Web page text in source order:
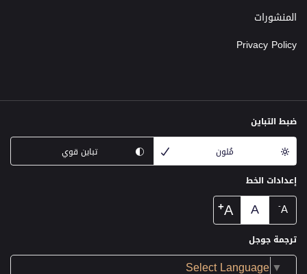
المنشورات
Privacy Policy
ضبط التباين
مُلون
تباين قوي
إعدادات الخط
A
-
A
A
+
ترجمة جوجل
Select Language▼